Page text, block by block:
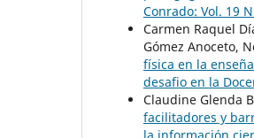
Conrado: Vol. 19
Carmen Raquel
Gómez Anoceto,
física en la
desafio en la
Claudine Glenda
facilitadores y